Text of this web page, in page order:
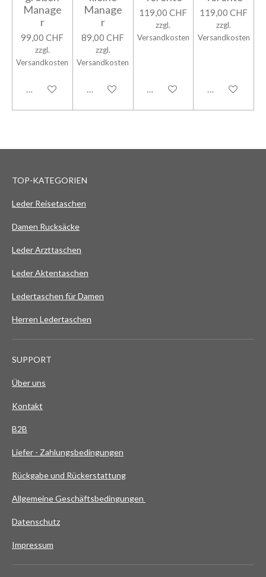
Manage
r
99,00 CHF
zzgl.
Versandkosten
In den Warenkorb
Manage
r
89,00 CHF
zzgl.
Versandkosten
In den Warenkorb
119,00 CHF
zzgl.
Versandkosten
In den Warenkorb
119,00 CHF
zzgl.
Versandkosten
In den
TOP-KATEGORIEN
Leder Reisetaschen
Damen Rucksäcke
Leder Arzttaschen
Leder Aktentaschen
Ledertaschen für Damen
Herren Ledertaschen
SUPPORT
Über uns
Kontakt
B2B
Liefer - Zahlungsbedingungen
Rückgabe und Rückerstattung
Allgemeine Geschäftsbedingungen
Datenschutz
Impressum